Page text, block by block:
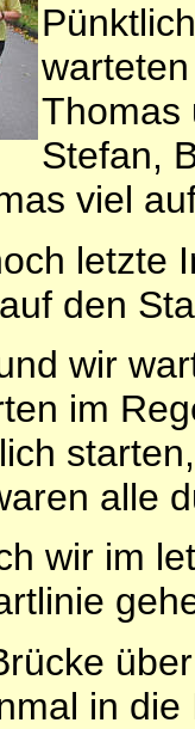
Thomas
Stefan,
viel
letzte
den
wir
im
alle
wir im
in